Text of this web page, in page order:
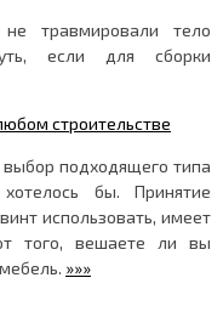
травмировали тело
если для сборки
строительстве
выбор подходящего типа
бы. Принятие
использовать, имеет
того, вешаете ли вы
»»»